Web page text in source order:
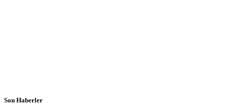
Son Haberler